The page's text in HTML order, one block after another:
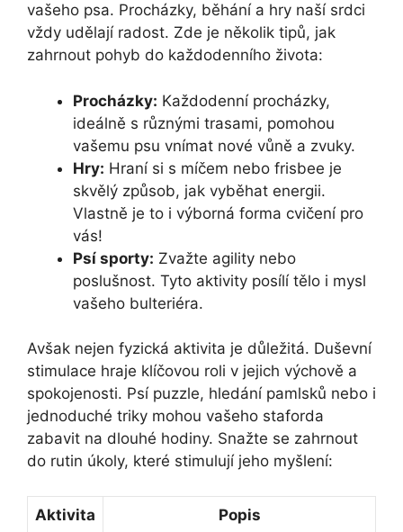
vašeho psa. Procházky, běhání a ​hry naší srdci
vždy udělají radost. Zde ‍je několik tipů, jak
⁣zahrnout pohyb do každodenního života:
Procházky: Každodenní‌ procházky,
⁣ideálně s ⁣různými trasami, pomohou
vašemu psu vnímat nové vůně a zvuky.
Hry: Hraní si s míčem nebo frisbee ⁣je
skvělý způsob, jak vyběhat energii.
Vlastně je ⁣to i výborná forma cvičení ​pro
vás!
Psí sporty: Zvažte agility nebo
poslušnost. Tyto aktivity posílí tělo i mysl
vašeho bulteriéra.
Avšak nejen fyzická aktivita je důležitá. Duševní
stimulace hraje klíčovou roli v jejich výchově ‌a
spokojenosti. Psí puzzle, hledání pamlsků nebo i
jednoduché triky mohou vašeho staforda
zabavit na dlouhé hodiny. Snažte se zahrnout
do rutin úkoly, které stimulují jeho myšlení:
Aktivita Popis